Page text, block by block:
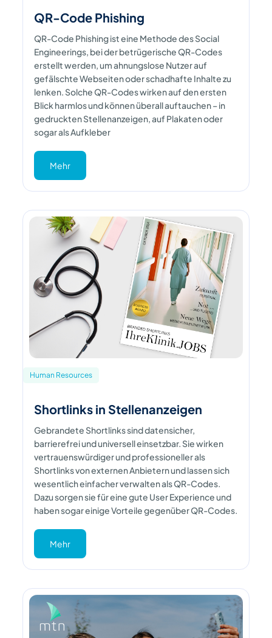
QR-Code Phishing
QR-Code Phishing ist eine Methode des Social
Engineerings, bei der betrügerische QR-Codes
erstellt werden, um ahnungslose Nutzer auf
gefälschte Webseiten oder schadhafte Inhalte zu
lenken. Solche QR-Codes wirken auf den ersten
Blick harmlos und können überall auftauchen – in
gedruckten Stellenanzeigen, auf Plakaten oder
sogar als Aufkleber
Mehr
Human Resources
Shortlinks in Stellenanzeigen
Gebrandete Shortlinks sind datensicher,
barrierefrei und universell einsetzbar. Sie wirken
vertrauenswürdiger und professioneller als
Shortlinks von externen Anbietern und lassen sich
wesentlich einfacher verwalten als QR-Codes.
Dazu sorgen sie für eine gute User Experience und
haben sogar einige Vorteile gegenüber QR-Codes.
Mehr